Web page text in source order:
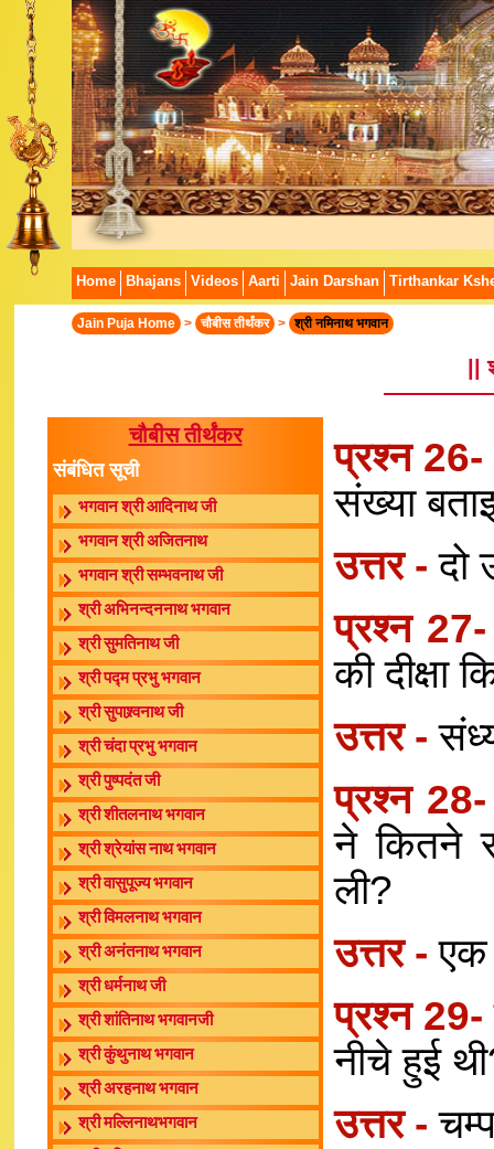
Home Bhajans Videos Aarti Jain Darshan Tirthankar
Jain Puja Home > चौबीस तीर्थंकर > श्री नमिनाथ भगवान
||
चौबीस तीर्थंकर
संबंधित सूची
भगवान श्री आदिनाथ जी
भगवान श्री अजितनाथ
भगवान श्री सम्भवनाथ जी
श्री अभिनन्दननाथ भगवान
श्री सुमतिनाथ जी
श्री पद्म प्रभु भगवान
श्री सुपाश्र्वनाथ जी
श्री चंदा प्रभु भगवान
श्री पुष्पदंत जी
श्री शीतलनाथ भगवान
श्री श्रेयांस नाथ भगवान
श्री वासुपूज्य भगवान
श्री विमलनाथ भगवान
श्री अनंतनाथ भगवान
श्री धर्मनाथ जी
श्री शांतिनाथ भगवानजी
श्री कुंथुनाथ भगवान
श्री अरहनाथ भगवान
श्री मल्लिनाथभगवान
प्रश्न
संख्या
उत्तर -दो
प्रश्न
की दीक्षा
उत्तर -
प्रश्न
ने कितने
ली?
उत्तर -एक
प्रश्न 29-
नीचे हुई
उत्तर -